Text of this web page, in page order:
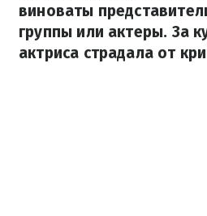
виноваты
группы или актеры. За
актриса страдала от